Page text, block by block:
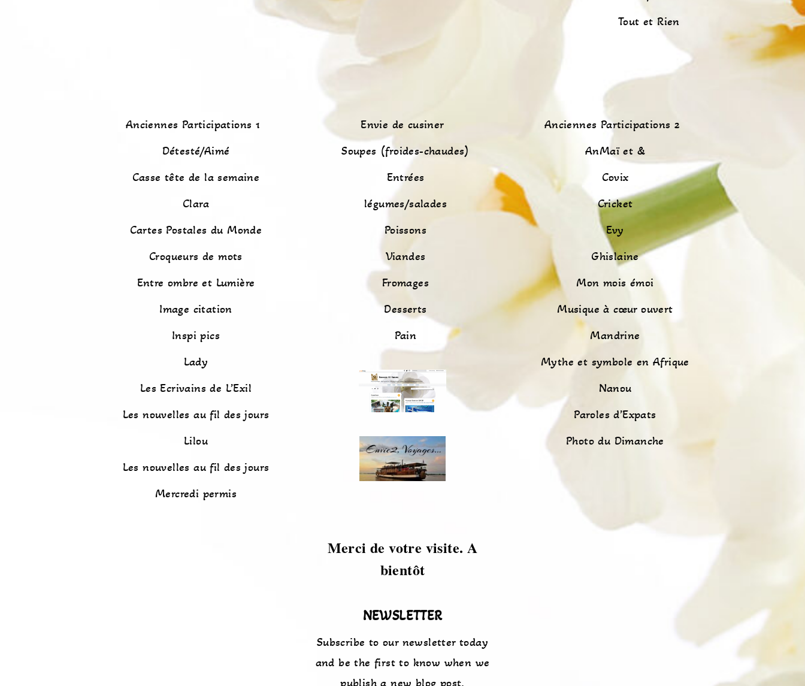
Tout et Rien
Anciennes Participations 1
Détesté/Aimé
Casse tête de la semaine
Clara
Cartes Postales du Monde
Croqueurs de mots
Entre ombre et Lumière
Image citation
Inspi pics
Lady
Les Ecrivains de L’Exil
Les nouvelles au fil des jours
Lilou
Les nouvelles au fil des jours
Mercredi permis
Envie de cusiner
Soupes (froides-chaudes)
Entrées
légumes/salades
Poissons
Viandes
Fromages
Desserts
Pain
Anciennes Participations 2
AnMaï et &
Covix
Cricket
Evy
Ghislaine
Mon mois émoi
Musique à cœur ouvert
Mandrine
Mythe et symbole en Afrique
Nanou
Paroles d’Expats
Photo du Dimanche
Merci de votre visite. A
bientôt
NEWSLETTER
Subscribe to our newsletter today
and be the first to know when we
publish a new blog post.